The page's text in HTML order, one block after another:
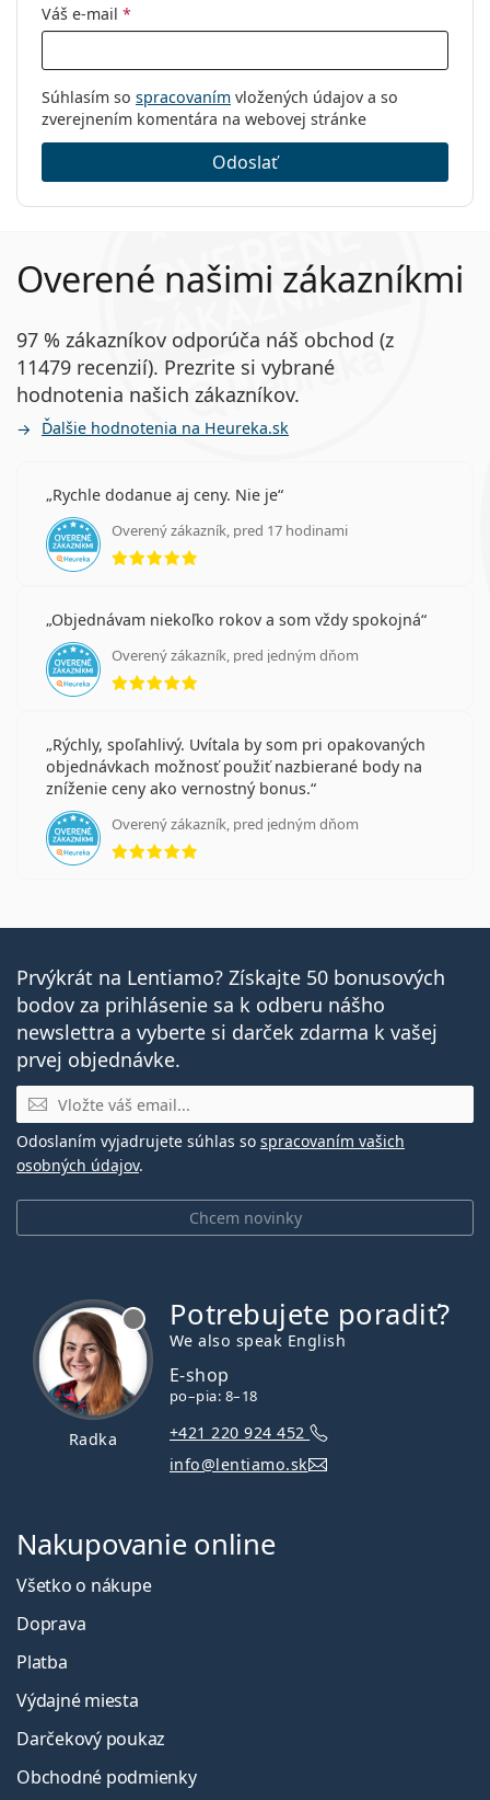
Váš e-mail *
Súhlasím so spracovaním vložených údajov a so
zverejnením komentára na webovej stránke
Odoslať
Overené našimi zákazníkmi
97 % zákazníkov odporúča náš obchod (z
11479 recenzií). Prezrite si vybrané
hodnotenia našich zákazníkov.
Ďalšie hodnotenia na Heureka.sk
Rychle dodanue aj ceny. Nie je
Overený zákazník, pred 17 hodinami
hodnotenie 5 z 5
Objednávam niekoľko rokov a som vždy spokojná
Overený zákazník, pred jedným dňom
hodnotenie 5 z 5
Rýchly, spoľahlivý. Uvítala by som pri opakovaných
objednávkach možnosť použiť nazbierané body na
zníženie ceny ako vernostný bonus.
Overený zákazník, pred jedným dňom
hodnotenie 5 z 5
Prvýkrát na Lentiamo? Získajte 50 bonusových
bodov za prihlásenie sa k odberu nášho
newslettra a vyberte si darček zdarma k vašej
prvej objednávke.
E-mail
Chcem novinky
Odoslaním vyjadrujete súhlas so spracovaním vašich
osobných údajov.
Radka
Potrebujete poradiť?
We also speak English
E-shop
po–pia: 8–18
+421 220 924 452
info@lentiamo.sk
Nakupovanie online
Všetko o nákupe
Doprava
Platba
Výdajné miesta
Darčekový poukaz
Obchodné podmienky